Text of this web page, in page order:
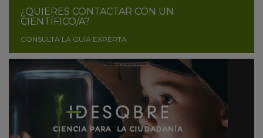
¿QUIERES CONTACTAR CON UN
CIENTÍFICO/A?
CONSULTA LA GUÍA EXPERTA